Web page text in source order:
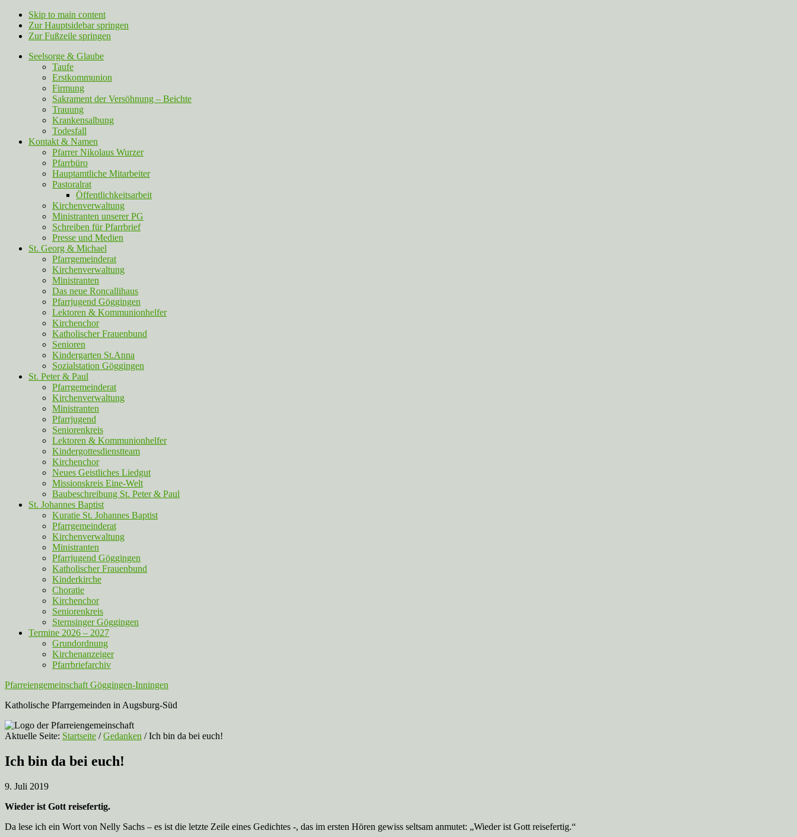
Skip to main content
Zur Hauptsidebar springen
Zur Fußzeile springen
Seelsorge & Glaube
Taufe
Erstkommunion
Firmung
Sakrament der Versöhnung – Beichte
Trauung
Krankensalbung
Todesfall
Kontakt & Namen
Pfarrer Nikolaus Wurzer
Pfarrbüro
Hauptamtliche Mitarbeiter
Pastoralrat
Öffentlichkeitsarbeit
Kirchenverwaltung
Ministranten unserer PG
Schreiben für Pfarrbrief
Presse und Medien
St. Georg & Michael
Pfarrgemeinderat
Kirchenverwaltung
Ministranten
Das neue Roncallihaus
Pfarrjugend Göggingen
Lektoren & Kommunionhelfer
Kirchenchor
Katholischer Frauenbund
Senioren
Kindergarten St.Anna
Sozialstation Göggingen
St. Peter & Paul
Pfarrgemeinderat
Kirchenverwaltung
Ministranten
Pfarrjugend
Seniorenkreis
Lektoren & Kommunionhelfer
Kindergottesdienstteam
Kirchenchor
Neues Geistliches Liedgut
Missionskreis Eine-Welt
Baubeschreibung St. Peter & Paul
St. Johannes Baptist
Kuratie St. Johannes Baptist
Pfarrgemeinderat
Kirchenverwaltung
Ministranten
Pfarrjugend Göggingen
Katholischer Frauenbund
Kinderkirche
Choratie
Kirchenchor
Seniorenkreis
Sternsinger Göggingen
Termine 2026 – 2027
Grundordnung
Kirchenanzeiger
Pfarrbriefarchiv
Pfarreiengemeinschaft Göggingen-Inningen
Katholische Pfarrgemeinden in Augsburg-Süd
Aktuelle Seite: Startseite / Gedanken /Ich bin da bei euch!
Ich bin da bei euch!
9. Juli 2019
Wieder ist Gott reisefertig.
Da lese ich ein Wort von Nelly Sachs – es ist die letzte Zeile eines Gedichtes -, das im ersten Hören gewiss seltsam anmutet: „Wieder ist Gott reisefertig.“